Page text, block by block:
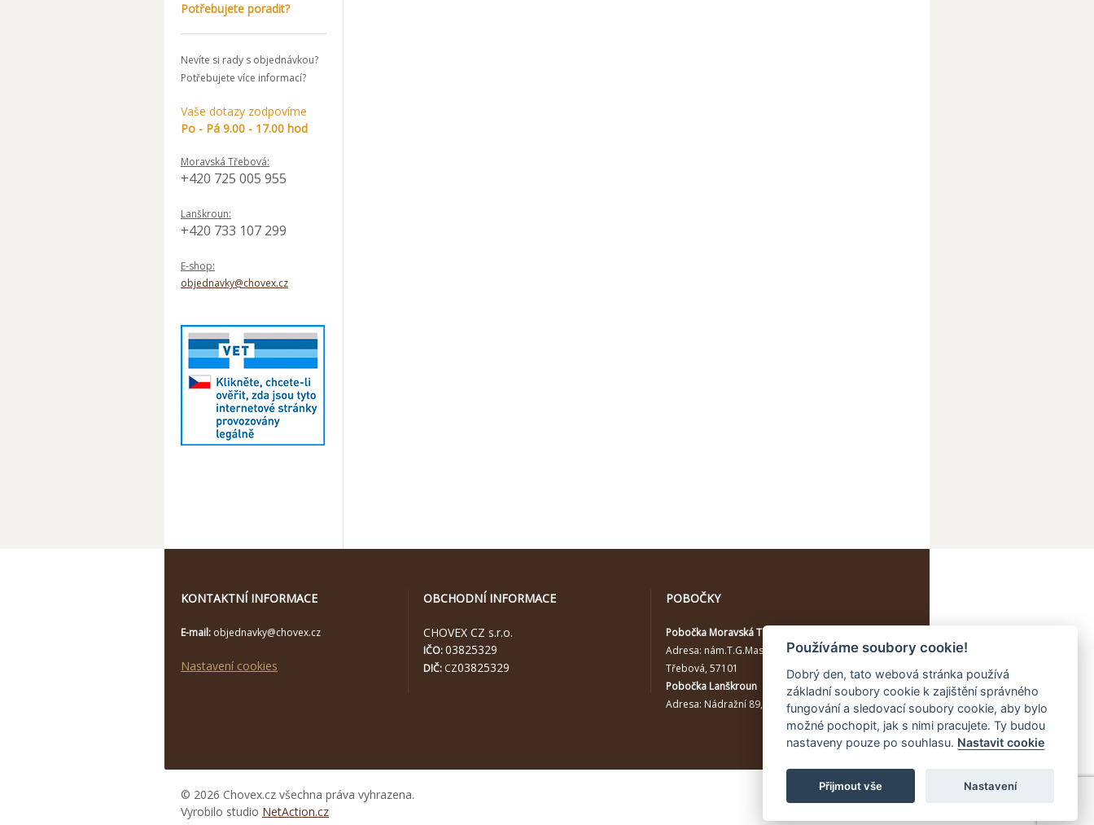
Potřebujete poradit?
Nevíte si rady s objednávkou?
Potřebujete více informací?
Vaše dotazy zodpovíme
Po - Pá 9.00 - 17.00 hod
Moravská Třebová:
+420 725 005 955
Lanškroun:
+420 733 107 299
E-shop:
objednavky@chovex.cz
KONTAKTNÍ INFORMACE
E-mail: objednavky@chovex.cz
Nastavení cookies
OBCHODNÍ INFORMACE
CHOVEX CZ s.r.o.
IČO:03825329
DIČ: CZ03825329
POBOČKY
Pobočka Moravská Třebová
Adresa: nám.T.G.Masaryka 114/10a, Moravská
Třebová, 57101
Pobočka Lanškroun
Adresa: Nádražní 89, Lanškroun, 56301
© 2026 Chovex.cz všechna práva vyhrazena.
Vyrobilo studio NetAction.cz
Používáme soubory cookie!
Dobrý den, tato webová stránka používá
základní soubory cookie k zajištění správného
fungování a sledovací soubory cookie, aby bylo
možné pochopit, jak s nimi pracujete. Ty budou
nastaveny pouze po souhlasu. Nastavit cookie
Přijmout vše Nastavení